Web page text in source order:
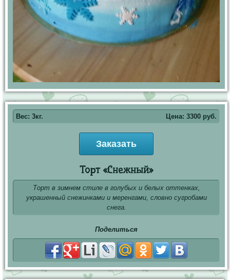
Вес: 3кг. Цена: 3300 руб.
Заказать
Торт «Снежный»
Торт в зимнем стиле в голубых и белых оттенках,
украшенный снежинками и меренгами, словно сугробами
снега.
Поделиться